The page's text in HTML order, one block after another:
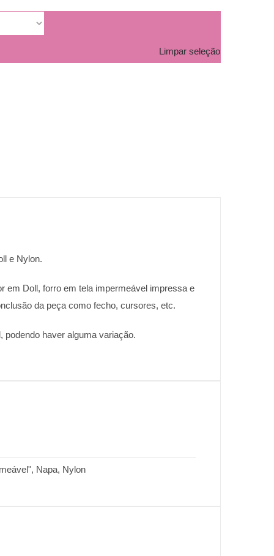
Limpar seleção
e Nylon.
em Doll, forro em tela impermeável impressa e
da peça como fecho, cursores, etc.
haver alguma variação.
Napa, Nylon